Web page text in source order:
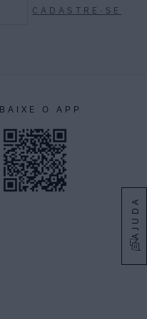
AJUDA
CADASTRE-SE
BAIXE O APP